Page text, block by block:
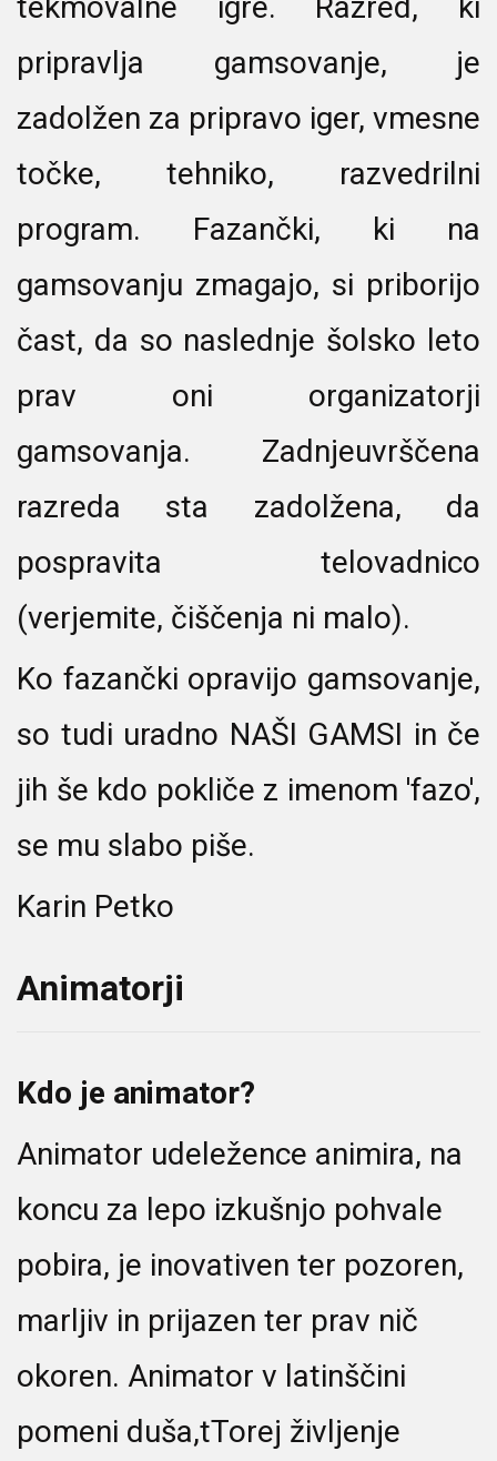
pripravlja gamsovanje, je
zadolžen za pripravo iger, vmesne
točke, tehniko, razvedrilni
program. Fazančki, ki na
gamsovanju zmagajo, si priborijo
čast, da so naslednje šolsko leto
prav oni organizatorji
gamsovanja. Zadnjeuvrščena
razreda sta zadolžena, da
pospravita telovadnico
(verjemite, čiščenja ni malo).
Ko fazančki opravijo gamsovanje,
so tudi uradno NAŠI GAMSI in če
jih še kdo pokliče z imenom 'fazo',
se mu slabo piše.
Karin Petko
Animatorji
Kdo je animator?
Animator udeležence animira, na
koncu za lepo izkušnjo pohvale
pobira, je inovativen ter pozoren,
marljiv in prijazen ter prav nič
okoren. Animator v latinščini
pomeni duša,tTorej življenje